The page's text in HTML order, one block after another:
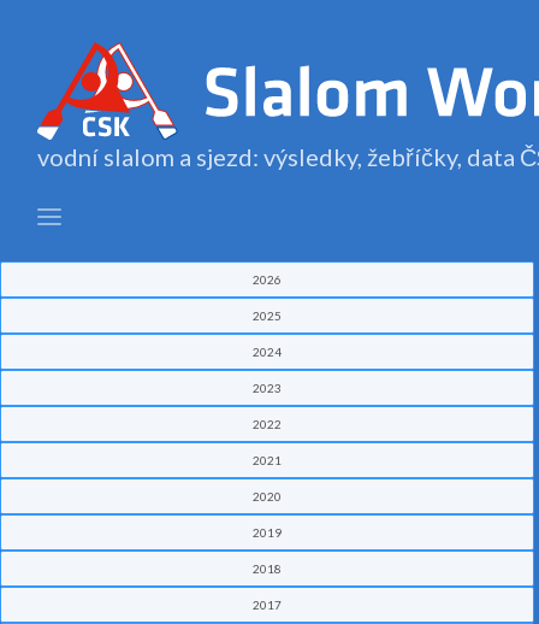
vodní slalom a sjezd: výsledky, žebříčky, data
2026
2025
2024
2023
2022
2021
2020
2019
2018
2017